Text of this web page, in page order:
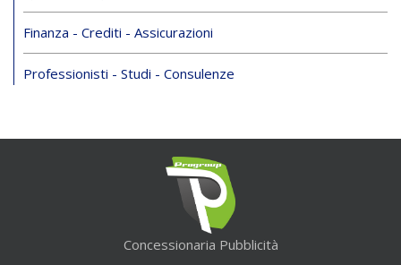
Finanza - Crediti - Assicurazioni
Professionisti - Studi - Consulenze
Concessionaria Pubblicità